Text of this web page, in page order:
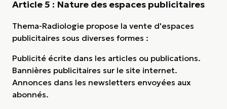
Article 5 : Nature des espaces publicitaires
Thema-Radiologie propose la vente d'espaces
publicitaires sous diverses formes :
Publicité écrite dans les articles ou publications.
Bannières publicitaires sur le site internet.
Annonces dans les newsletters envoyées aux
abonnés.